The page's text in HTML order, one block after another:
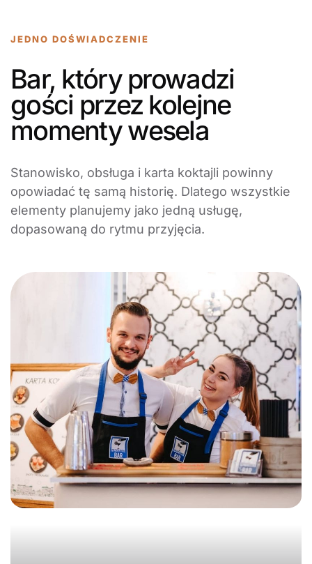
JEDNO DOŚWIADCZENIE
Bar, który prowadzi
gości przez kolejne
momenty wesela
Stanowisko, obsługa i karta koktajli powinny
opowiadać tę samą historię. Dlatego wszystkie
elementy planujemy jako jedną usługę,
dopasowaną do rytmu przyjęcia.